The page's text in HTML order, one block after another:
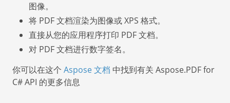
图像。
将 PDF 文档渲染为图像或 XPS 格式。
直接从您的应用程序打印 PDF 文档。
对 PDF 文档进行数字签名。
你可以在这个 Aspose 文档 中找到有关 Aspose.PDF for
C# API 的更多信息